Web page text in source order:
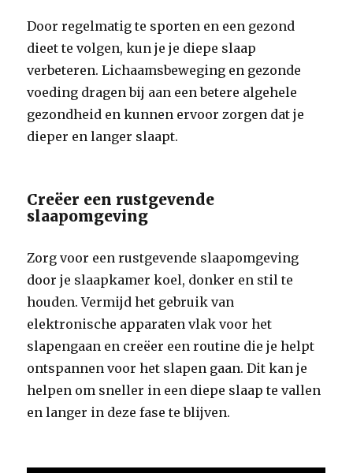
Door regelmatig te sporten en een gezond
dieet te volgen, kun je je diepe slaap
verbeteren. Lichaamsbeweging en gezonde
voeding dragen bij aan een betere algehele
gezondheid en kunnen ervoor zorgen dat je
dieper en langer slaapt.
Creëer een rustgevende
slaapomgeving
Zorg voor een rustgevende slaapomgeving
door je slaapkamer koel, donker en stil te
houden. Vermijd het gebruik van
elektronische apparaten vlak voor het
slapengaan en creëer een routine die je helpt
ontspannen voor het slapen gaan. Dit kan je
helpen om sneller in een diepe slaap te vallen
en langer in deze fase te blijven.